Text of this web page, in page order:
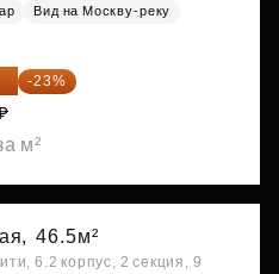
Вид на Москву-реку
₽ -23%
м²
46.5м²
6.2 корпус, 2 секция, 9